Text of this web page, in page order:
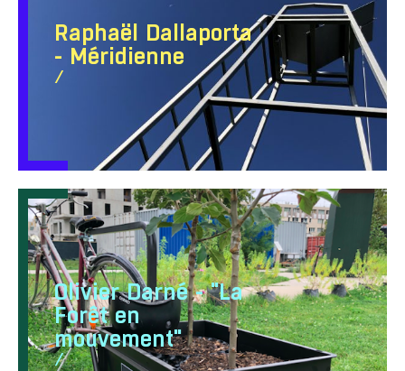
Raphaël Dallaporta
- Méridienne
/
Olivier Darné - "La
Forêt en
mouvement"
/